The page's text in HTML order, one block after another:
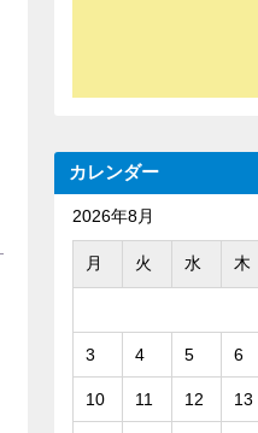
カレンダー
2026年8月
月 火 水 木
3 4 5 6
10 11 12 13